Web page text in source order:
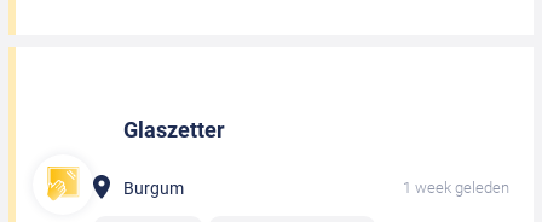
Glaszetter
Burgum 1 week geleden